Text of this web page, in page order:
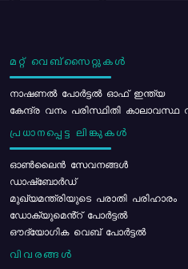
മറ്റ് വെബ്സൈറ്റുകൾ
നാഷണൽ പോർട്ടൽ ഓഫ് ഇന്ത്യ
കേന്ദ്ര വനം പരിസ്ഥിതി
പ്രധാനപ്പെട്ട ലിങ്കുകൾ
ഓൺലൈൻ സേവനങ്ങൾ
ഡാഷ്ബോർഡ്
മുഖ്യമന്ത്രിയുടെ പരാതി പരിഹാരം
ഡോക്യുമെൻ്റ് പോർട്ടൽ
ഔദ്യോഗിക വെബ് പോർട്ടൽ
വിവരങ്ങൾ